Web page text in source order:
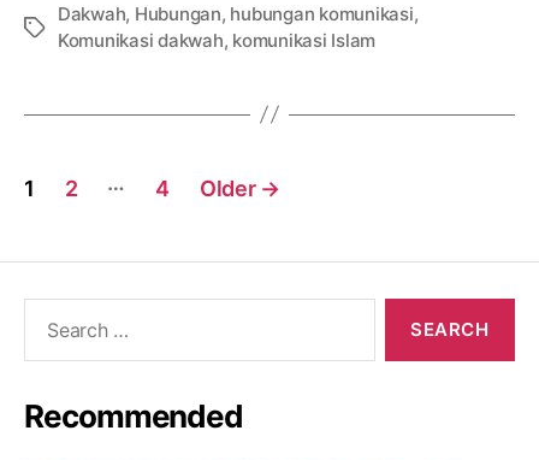
Tags
Dakwah, Hubungan, hubungan komunikasi,
Komunikasi dakwah, komunikasi Islam
Posts
1 2 … 4 Older →
Recommended